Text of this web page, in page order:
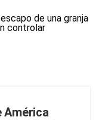
América